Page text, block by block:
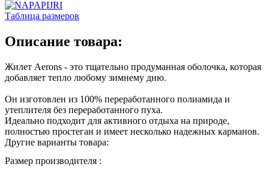
Таблица размеров
Описание товара:
Жилет Aerons - это тщательно продуманная оболочка, которая
добавляет тепло любому зимнему дню.
Он изготовлен из 100% переработанного полиамида и
утеплителя без переработанного пуха.
Идеально подходит для активного отдыха на природе,
полностью простеган и имеет несколько надежных карманов.
Другие варианты товара:
Размер производителя :